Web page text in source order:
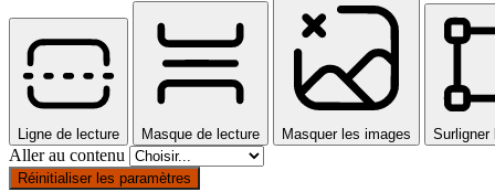
Ligne de lecture Masque de lecture Masquer les images Surligner
Aller au contenu
Réinitialiser les paramètres